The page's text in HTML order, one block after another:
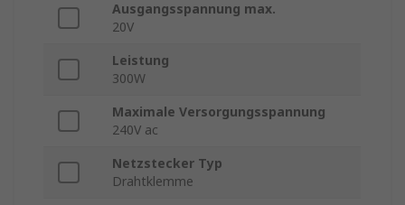
Ausgangsspannung max.
20V
Leistung
300W
Maximale Versorgungsspannung
240V ac
Netzstecker Typ
Drahtklemme